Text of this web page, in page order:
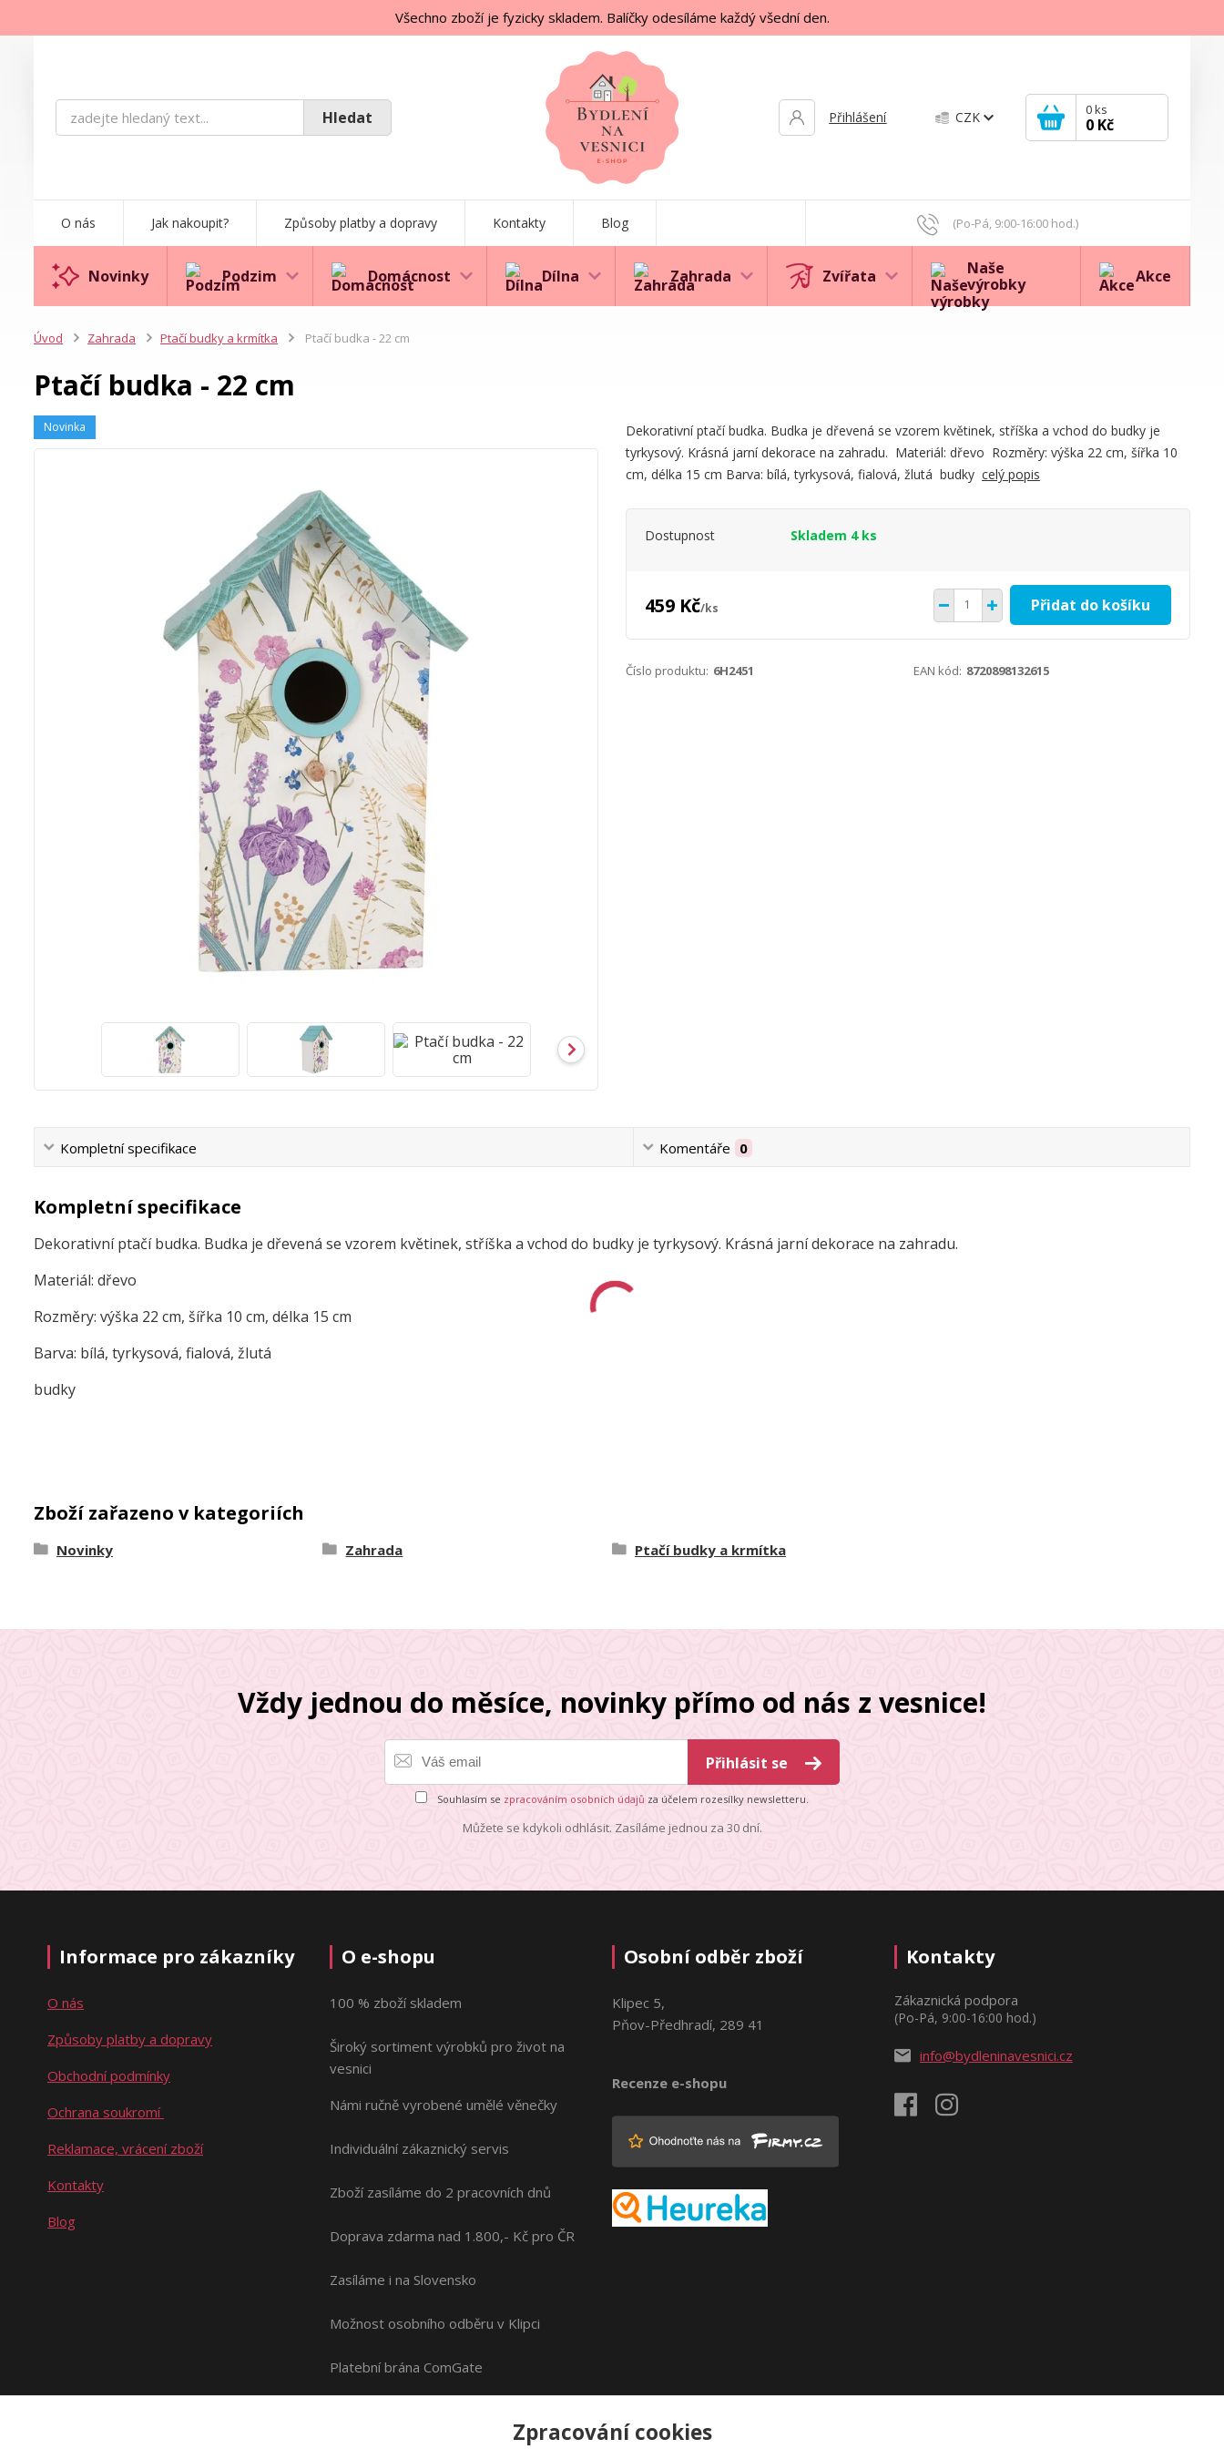
Všechno zboží je fyzicky skladem. Balíčky odesíláme každý všední den.
O nás Jak nakoupit? Způsoby platby a dopravy Kontakty Blog
CZK
Přihlášení
Hledat
(Po-Pá, 9:00-16:00 hod.)
0ks
0 Kč
Novinky Podzim Domácnost Dílna Zahrada Zvířata
Naše
výrobky
Akce
Úvod Zahrada Ptačí budky a krmítka Ptačí budka - 22 cm
Ptačí budka - 22 cm
Novinka
Dekorativní ptačí budka. Budka je dřevená se vzorem květinek, stříška a vchod do budky je
tyrkysový. Krásná jarní dekorace na zahradu. Materiál: dřevo Rozměry: výška 22 cm, šířka 10
cm, délka 15 cm Barva: bílá, tyrkysová, fialová, žlutá budky celý popis
Dostupnost Skladem 4 ks
459 Kč/ks Přidat do košíku
Číslo produktu: 6H2451 EAN kód: 8720898132615
Kompletní specifikace Komentáře 0
Kompletní specifikace
Dekorativní ptačí budka. Budka je dřevená se vzorem květinek, stříška a vchod do budky je tyrkysový. Krásná jarní dekorace na zahradu.
Materiál: dřevo
Rozměry: výška 22 cm, šířka 10 cm, délka 15 cm
Barva: bílá, tyrkysová, fialová, žlutá
budky
Zboží zařazeno v kategoriích
Novinky Zahrada Ptačí budky a krmítka
Vždy jednou do měsíce, novinky přímo od nás z vesnice!
Přihlásit se
Souhlasím se zpracováním osobních údajů za účelem rozesílky newsletteru.
Můžete se kdykoli odhlásit. Zasíláme jednou za 30 dní.
Informace pro zákazníky
O nás
Způsoby platby a dopravy
Obchodní podmínky
Ochrana soukromí
Reklamace, vrácení zboží
Kontakty
Blog
O e-shopu
100 % zboží skladem
Široký sortiment výrobků pro život na
vesnici
Námi ručně vyrobené umělé věnečky
Individuální zákaznický servis
Zboží zasíláme do 2 pracovních dnů
Doprava zdarma nad 1.800,- Kč pro ČR
Zasíláme i na Slovensko
Možnost osobního odběru v Klipci
Platební brána ComGate
Osobní odběr zboží
Klipec 5,
Pňov-Předhradí, 289 41
Recenze e-shopu
Kontakty
Zákaznická podpora
(Po-Pá, 9:00-16:00 hod.)
info@bydleninavesnici.cz
Zpracování cookies